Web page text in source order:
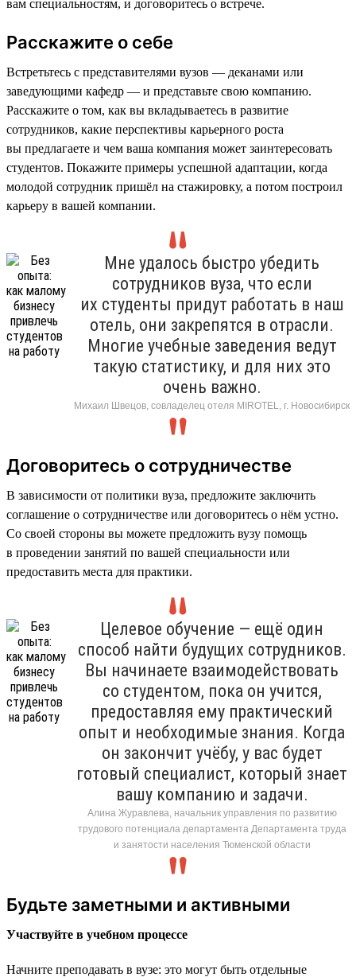
вам специальностям, и договоритесь о встрече.
Расскажите о себе
Встретьтесь с представителями вузов — деканами или
заведующими кафедр — и представьте свою компанию.
Расскажите о том, как вы вкладываетесь в развитие
сотрудников, какие перспективы карьерного роста
вы предлагаете и чем ваша компания может заинтересовать
студентов. Покажите примеры успешной адаптации, когда
молодой сотрудник пришёл на стажировку, а потом построил
карьеру в вашей компании.
Мне удалось быстро убедить
сотрудников вуза, что если
их студенты придут работать в наш
отель, они закрепятся в отрасли.
Многие учебные заведения ведут
такую статистику, и для них это
очень важно.
Михаил Швецов, совладелец отеля MIROTEL, г. Новосибирск
Договоритесь о сотрудничестве
В зависимости от политики вуза, предложите заключить
соглашение о сотрудничестве или договоритесь о нём устно.
Со своей стороны вы можете предложить вузу помощь
в проведении занятий по вашей специальности или
предоставить места для практики.
Целевое обучение — ещё один
способ найти будущих сотрудников.
Вы начинаете взаимодействовать
со студентом, пока он учится,
предоставляя ему практический
опыт и необходимые знания. Когда
он закончит учёбу, у вас будет
готовый специалист, который знает
вашу компанию и задачи.
Алина Журавлева, начальник управления по развитию
трудового потенциала департамента Департамента труда
и занятости населения Тюменской области
Будьте заметными и активными
Участвуйте в учебном процессе
Начните преподавать в вузе: это могут быть отдельные